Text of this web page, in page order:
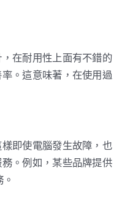
在耐用性上面有不錯的
。這意味著，在使用過
即使電腦發生故障，也
。例如，某些品牌提供